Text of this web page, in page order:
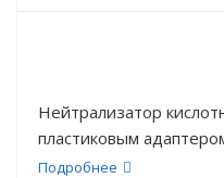
Нейтрализатор
пластиковым
Подробнее